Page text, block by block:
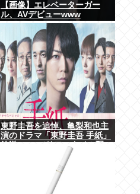
【画像】エレベーターガー
ル、AVデビューwww
東野圭吾を追悼、亀梨和也主
演のドラマ「東野圭吾 手紙」
放送 TVerでリアルタイム配